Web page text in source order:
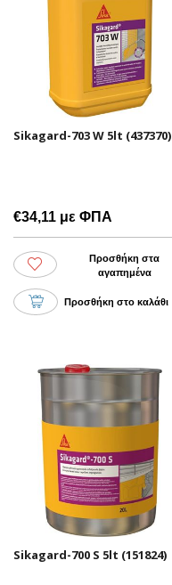
Sikagard-703 W 5lt (437370)
€34,11 με ΦΠΑ
Προσθήκη στα
αγαπημένα
Προσθήκη στο καλάθι
Sikagard-700 S 5lt (151824)